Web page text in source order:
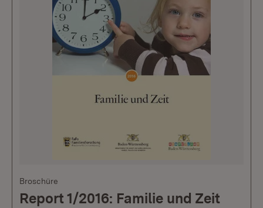
Broschüre
Report 1/2016: Familie und Zeit